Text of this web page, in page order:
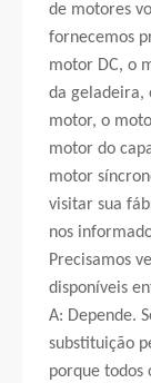
de motores
fornecemos
motor DC, o
da geladeira,
motor, o
motor do
motor
visitar sua
nos
Precisamos
disponíveis
A: Depende.
substituição
porque todos